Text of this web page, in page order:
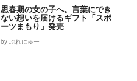
思春期の女の子へ。言葉にでき
ない想いを届けるギフト「スポ
ーツまもり」発売
by ぷれにゅー